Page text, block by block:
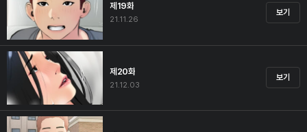
제19화
21.11.26
보기
제20화
21.12.03
보기